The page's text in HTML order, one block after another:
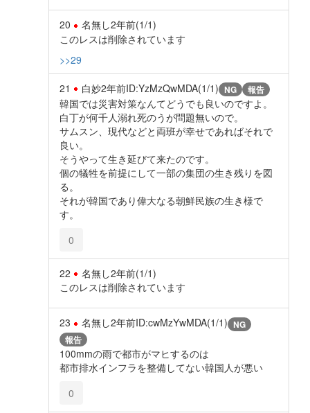
20 名無し2年前(1/1)
このレスは削除されています
>>29
21 白妙2年前ID:YzMzQwMDA(1/1) NG 報告
韓国では災害対策なんてどうでも良いのですよ。
白丁が何千人溺れ死のうが問題無いので。
サムスン、現代などと両班が幸せであればそれで
良い。
そうやって生き延びて来たのです。
個の犠牲を前提にして一部の集団の生き残りを図
る。
それが韓国であり偉大なる朝鮮民族の生き様で
す。
0
22 名無し2年前(1/1)
このレスは削除されています
23 名無し2年前ID:cwMzYwMDA(1/1) NG
報告
100mmの雨で都市がマヒするのは
都市排水インフラを整備してない韓国人が悪い
0